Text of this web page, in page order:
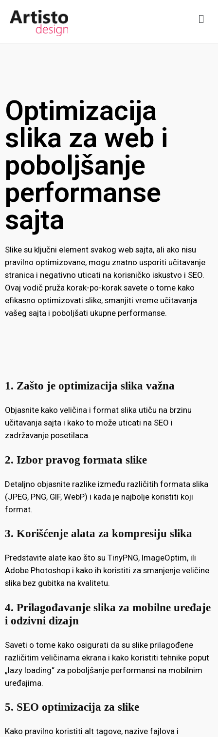
Optimizacija
slika za web i
poboljšanje
performanse
sajta
Slike su ključni element svakog web sajta, ali ako nisu
pravilno optimizovane, mogu znatno usporiti učitavanje
stranica i negativno uticati na korisničko iskustvo i SEO.
Ovaj vodič pruža korak-po-korak savete o tome kako
efikasno optimizovati slike, smanjiti vreme učitavanja
vašeg sajta i poboljšati ukupne performanse.
1. Zašto je optimizacija slika važna
Objasnite kako veličina i format slika utiču na brzinu
učitavanja sajta i kako to može uticati na SEO i
zadržavanje posetilaca.
2. Izbor pravog formata slike
Detaljno objasnite razlike između različitih formata slika
(JPEG, PNG, GIF, WebP) i kada je najbolje koristiti koji
format.
3. Korišćenje alata za kompresiju slika
Predstavite alate kao što su TinyPNG, ImageOptim, ili
Adobe Photoshop i kako ih koristiti za smanjenje veličine
slika bez gubitka na kvalitetu.
4. Prilagođavanje slika za mobilne uređaje
i odzivni dizajn
Saveti o tome kako osigurati da su slike prilagođene
različitim veličinama ekrana i kako koristiti tehnike poput
„lazy loading“ za poboljšanje performansi na mobilnim
uređajima.
5. SEO optimizacija za slike
Kako pravilno koristiti alt tagove, nazive fajlova i